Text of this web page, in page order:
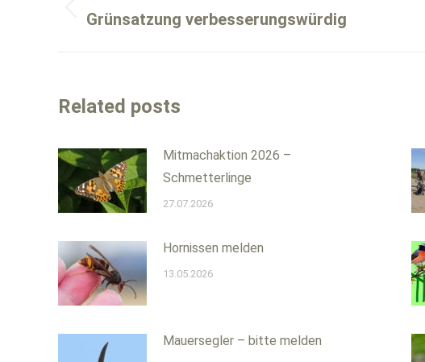
Vorheriger
Grünsatzung verbesserungswürdig
Related posts
Mitmachaktion 2026 –
Schmetterlinge
27.07.2026
Hornissen melden
13.05.2026
Mauersegler – bitte melden